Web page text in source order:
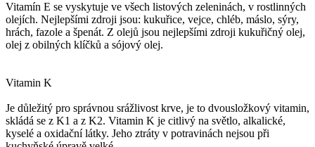
Vitamín E se vyskytuje ve všech listových zeleninách, v rostlinných
olejích. Nejlepšími zdroji jsou: kukuřice, vejce, chléb, máslo, sýry,
hrách, fazole a špenát. Z olejů jsou nejlepšími zdroji kukuřičný olej,
olej z obilných klíčků a sójový olej.
Vitamin K
Je důležitý pro správnou srážlivost krve, je to dvousložkový vitamin,
skládá se z K1 a z K2. Vitamin K je citlivý na světlo, alkalické,
kyselé a oxidační látky. Jeho ztráty v potravinách nejsou při